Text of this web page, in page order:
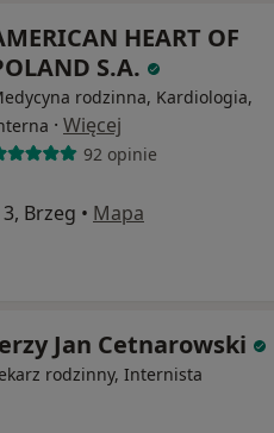
HEART OF
S.A.
rodzinna, Kardiologia,
· Więcej
92 opinie
Brzeg • Mapa
Jan Cetnarowski
rodzinny, Internista